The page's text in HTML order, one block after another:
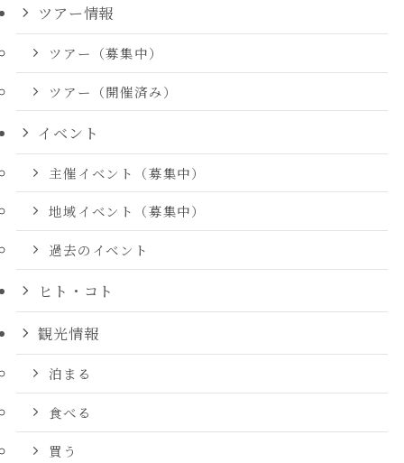
ツアー情報
ツアー（募集中）
ツアー（開催済み）
イベント
主催イベント（募集中）
地域イベント（募集中）
過去のイベント
ヒト・コト
観光情報
泊まる
食べる
買う